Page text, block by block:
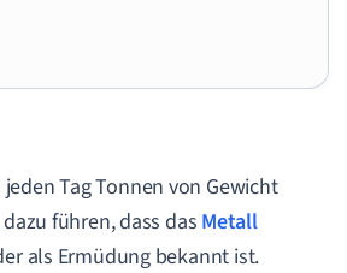
Tag Tonnen von Gewicht
führen, dass das Metall
als Ermüdung bekannt ist.